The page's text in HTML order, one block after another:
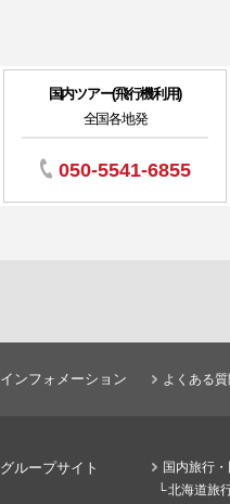
国内ツアー(飛行機利用)
全国各地発
050-5541-6855
インフォメーション よくある質
グループサイト
国内旅行
北海道旅